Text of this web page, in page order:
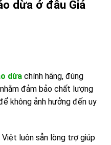
dừa ở đâu Giá
dừa chính hãng, đúng
đảm bảo chất lượng
không ảnh hưởng đến uy
Việt luôn sẵn lòng trợ giúp